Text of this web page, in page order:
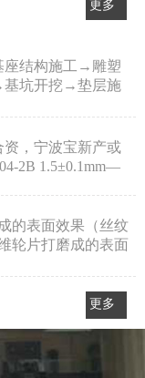
更多
结构施工→雕塑
坑开挖→垫层施
，宁波宝新产或
2B 1.5±0.1mm—
的表面效果（丝纹
轮片打磨成的表面
更多
>>